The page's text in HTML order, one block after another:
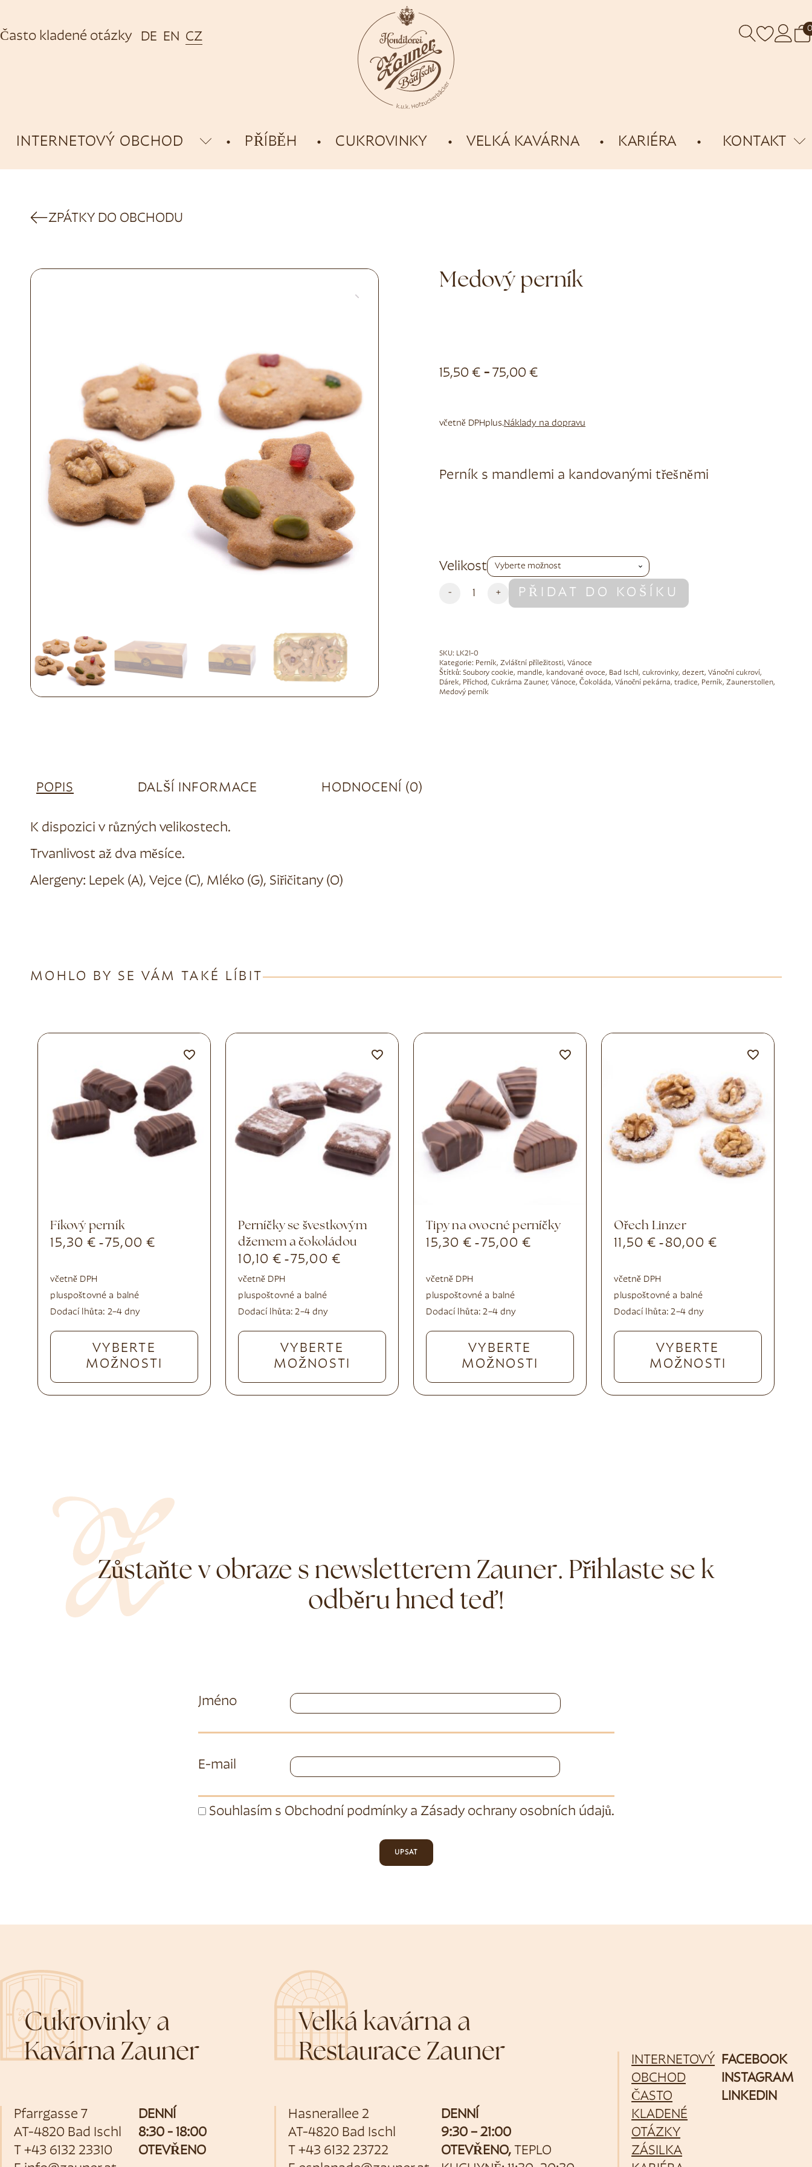
Často kladené otázky DE EN CZ
0
INTERNETOVÝ OBCHOD PŘÍBĚH CUKROVINKY VELKÁ KAVÁRNA KARIÉRA KONTAKT
ZPÁTKY DO OBCHODU
Medový perník
15,50 € - 75,00 €
včetně DPHplus.Náklady na dopravu
Perník s mandlemi a kandovanými třešněmi
Velikost
- + PŘIDAT DO KOŠÍKU
Alternative:
SKU: LK21-0
Kategorie: Perník, Zvláštní příležitosti, Vánoce
Štítků: Soubory cookie, mandle, kandované ovoce, Bad Ischl, cukrovinky, dezert, Vánoční cukroví,
Dárek, Příchod, Cukrárna Zauner, Vánoce, Čokoláda, Vánoční pekárna, tradice, Perník, Zaunerstollen,
Medový perník
POPIS DALŠÍ INFORMACE HODNOCENÍ (0)
K dispozici v různých velikostech.
Trvanlivost až dva měsíce.
Alergeny: Lepek (A), Vejce (C), Mléko (G), Siřičitany (O)
MOHLO BY SE VÁM TAKÉ LÍBIT
Fíkový perník
15,30€ -75,00 €
včetně DPH
pluspoštovné a balné
Dodací lhůta: 2–4 dny
VYBERTE
MOŽNOSTI
Perníčky se švestkovým
džemem a čokoládou
10,10€ -75,00 €
včetně DPH
pluspoštovné a balné
Dodací lhůta:2–4 dny
VYBERTE
MOŽNOSTI
Tipy na ovocné perníčky
15,30€ -75,00 €
včetně DPH
pluspoštovné a balné
Dodací lhůta:2–4 dny
VYBERTE
MOŽNOSTI
Ořech Linzer
11,50€ - 80,00 €
včetně DPH
pluspoštovné a balné
Dodací lhůta:2–4 dny
VYBERTE
MOŽNOSTI
Zůstaňte v obraze s newsletterem Zauner. Přihlaste se k
odběru hned teď!
Jméno
E-mail
Souhlasím s Obchodní podmínkya Zásady ochrany osobních údajů.
UPSAT
Cukrovinky a
Kavárna Zauner
Pfarrgasse 7
AT-4820 Bad Ischl
T +43 6132 23310
DENNÍ
8:30 - 18:00
OTEVŘENO
Velká kavárna a
Restaurace Zauner
Hasnerallee 2
AT-4820 Bad Ischl
T+43 6132 23722
DENNÍ
9:30 – 21:00
OTEVŘENO, TEPLO
INTERNETOVÝ
OBCHOD
ČASTO
KLADENÉ
OTÁZKY
ZÁSILKA
FACEBOOK
INSTAGRAM
LINKEDIN